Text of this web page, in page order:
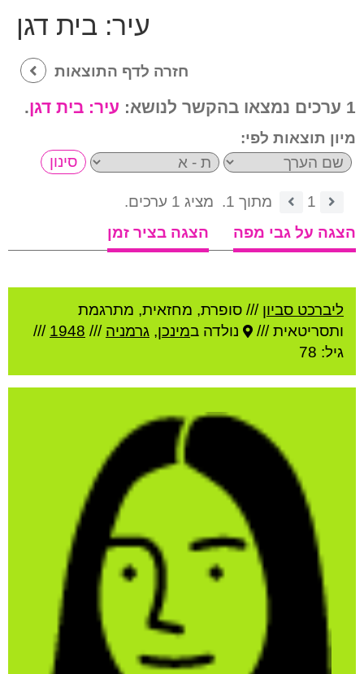
עיר: בית דגן
חזרה לדף התוצאות
1 ערכים נמצאו בהקשר לנושא: עיר: בית דגן.
מיון תוצאות לפי:
1 מתוך 1.
מציג 1 ערכים.
הצגה על גבי מפה
הצגה בציר זמן
ליברכט סביון /// סופרת, מחזאית, מתרגמת
ותסריטאית ///
נולדה במינכן, גרמניה ///
1948
///
גיל: 78